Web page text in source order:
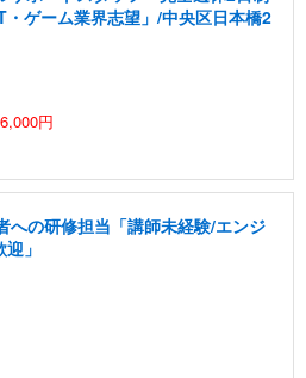
・ゲーム業界志望」/中央区日本橋2
円
への研修担当「講師未経験/エンジ
」